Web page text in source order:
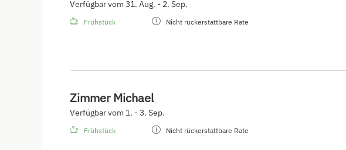
Verfügbar vom 31. Aug. - 2. Sep.
Frühstück Nicht rückerstattbare Rate
Zimmer Michael
Verfügbar vom 1. - 3. Sep.
Frühstück Nicht rückerstattbare Rate